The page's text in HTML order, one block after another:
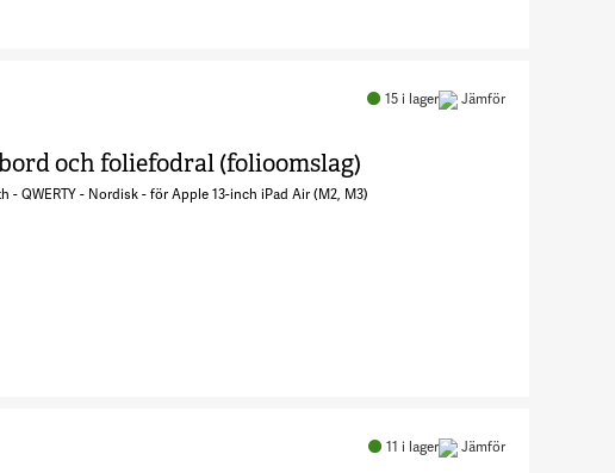
Tangentbord
15 i lager Jämför
och foliefodral (folioomslag)
QWERTY - Nordisk - för Apple 13-inch iPad Air (M2, M3)
Tangentbord
11 i lager Jämför